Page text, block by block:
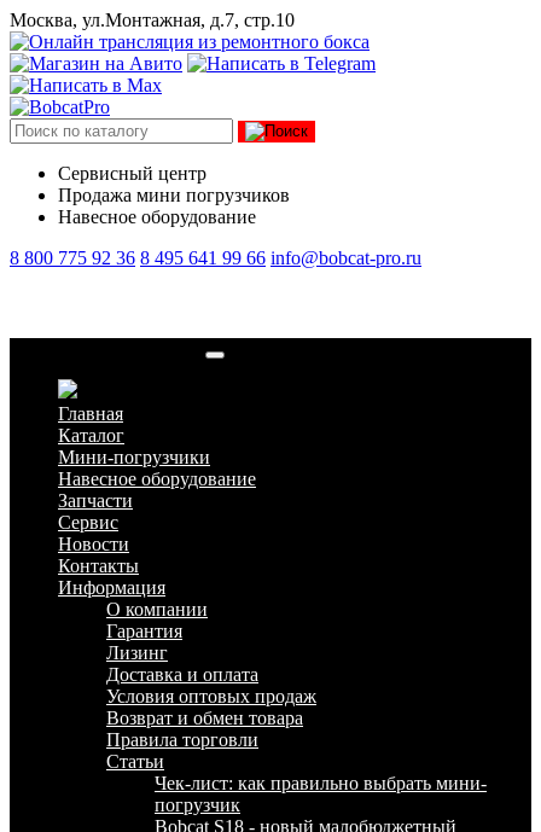
Москва, ул.Монтажная, д.7, стр.10
Сервисный центр
Продажа мини погрузчиков
Навесное оборудование
8 800 775 92 36 8 495 641 99 66 info@bobcat-pro.ru
Главная
Каталог
Мини-погрузчики
Навесное оборудование
Запчасти
Сервис
Новости
Контакты
Информация
О компании
Гарантия
Лизинг
Доставка и оплата
Условия оптовых продаж
Возврат и обмен товара
Правила торговли
Статьи
Чек-лист: как правильно выбрать мини-
погрузчик
Bobcat S18 - новый малобюджетный